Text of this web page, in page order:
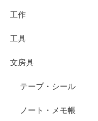
工作
工具
文房具
テープ・シール
ノート・メモ帳